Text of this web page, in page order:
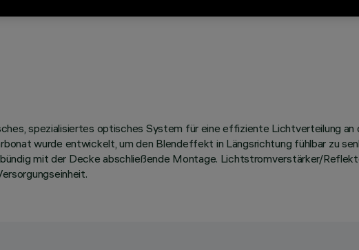
spezialisiertes optisches System für eine effiziente Lichtverteilung
wurde entwickelt, um den Blendeffekt in Längsrichtung fühlbar zu
mit der Decke abschließende Montage. Lichtstromverstärker/